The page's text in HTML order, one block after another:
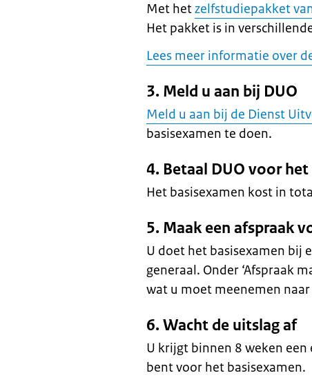
Met hetzelfstudiepakket
Het pakket is in
Lees meer informatie over
3. Meld u aan bij DUO
Meld u aan bij de Dienst
basisexamen te doen.
4. Betaal DUO voor
Het basisexamen kost in
5. Maak een afspraak
U doet het basisexamen bij
generaal. Onder ‘Afspraak
wat u moet meenemen
6. Wacht de uitslag af
U krijgt binnen 8 weken een
bent voor het basisexamen.